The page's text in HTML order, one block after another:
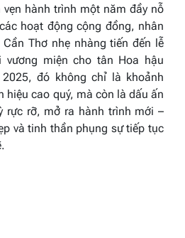
hành trình một năm đầy nỗ
hoạt động cộng đồng, nhân
Thơ nhẹ nhàng tiến đến lễ
miện cho tân Hoa hậu
đó không chỉ là khoảnh
hiệu cao quý, mà còn là dấu ấn
rực rỡ, mở ra hành trình mới –
và tinh thần phụng sự tiếp tục